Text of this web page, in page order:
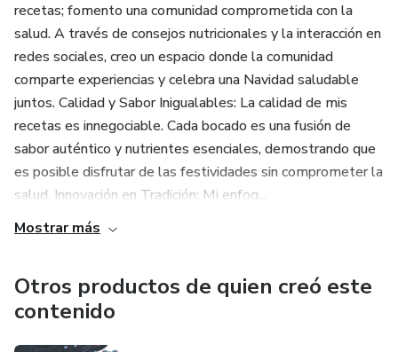
recetas; fomento una comunidad comprometida con la
salud. A través de consejos nutricionales y la interacción en
redes sociales, creo un espacio donde la comunidad
comparte experiencias y celebra una Navidad saludable
juntos. Calidad y Sabor Inigualables: La calidad de mis
recetas es innegociable. Cada bocado es una fusión de
sabor auténtico y nutrientes esenciales, demostrando que
es posible disfrutar de las festividades sin comprometer la
salud. Innovación en Tradición: Mi enfoq...
Mostrar más
Otros productos de quien creó este
contenido